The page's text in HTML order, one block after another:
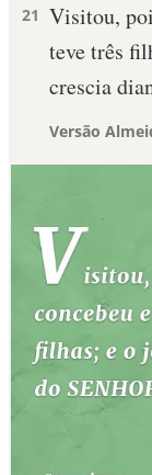
21 Visitou,
teve três
crescia
Versão